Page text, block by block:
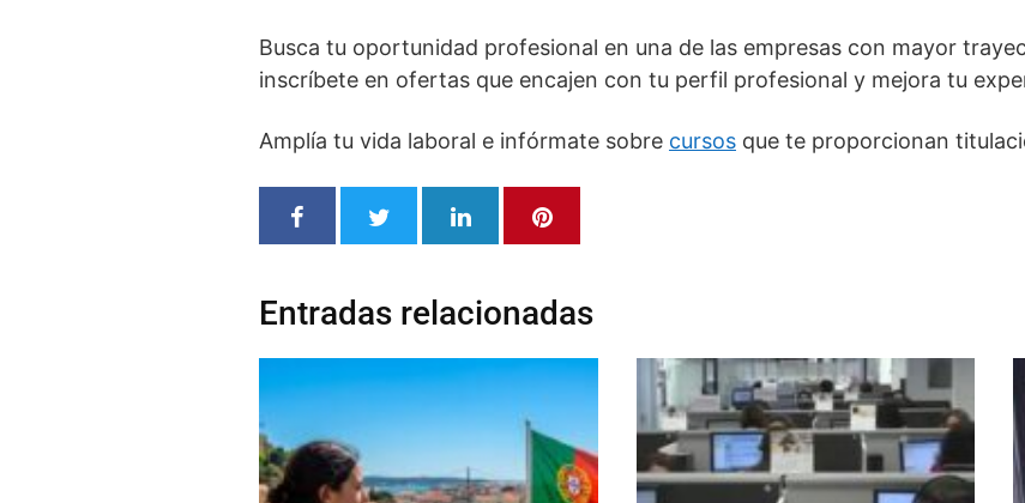
Busca tu oportunidad profesional en una de las empresas con mayor
inscríbete en ofertas que encajen con tu perfil profesional y mejora tu
Amplía tu vida laboral e infórmate sobre cursos que te proporcionan
Entradas relacionadas